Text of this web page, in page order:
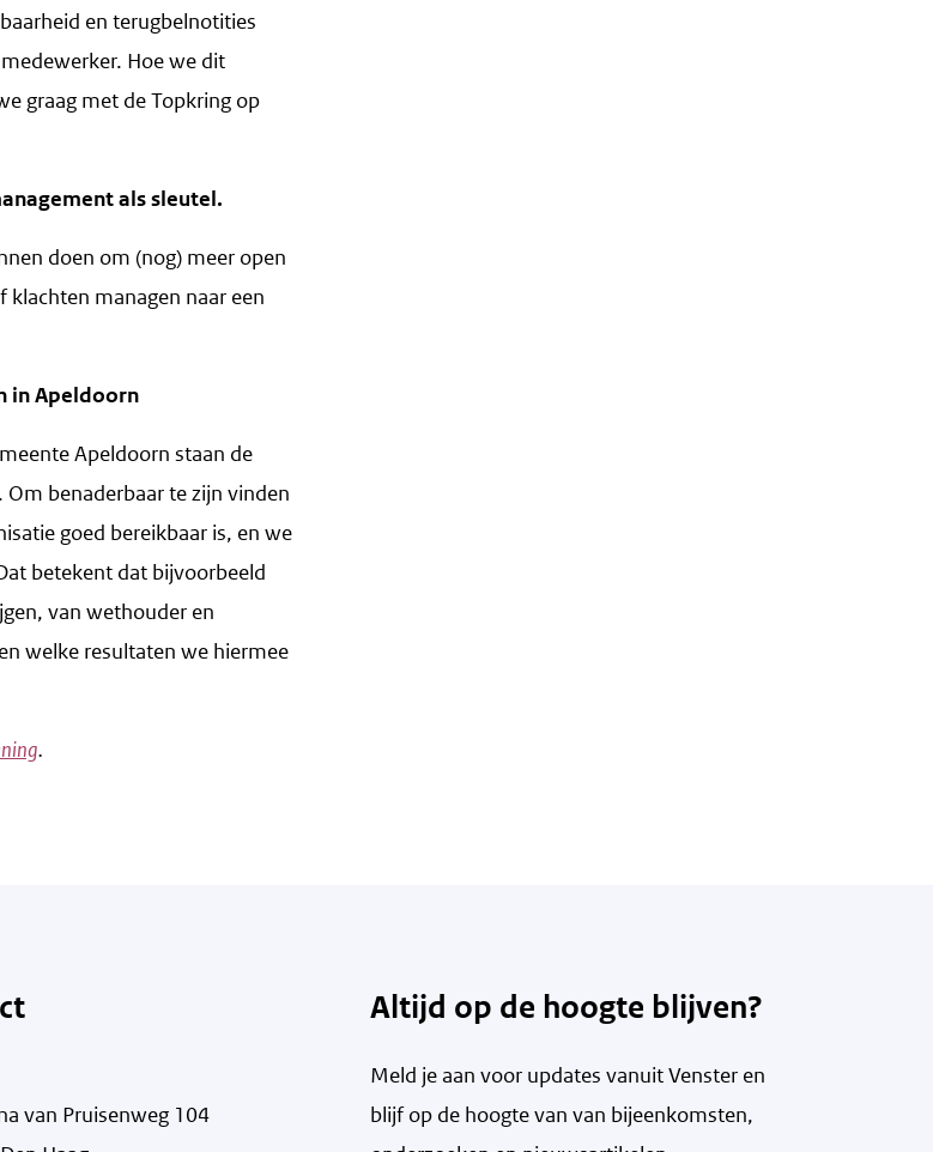
en terugbelnotities
Hoe we dit
graag met de Topkring op
als sleutel.
doen om (nog) meer open
managen naar een
in Apeldoorn
Apeldoorn staan de
benaderbaar te zijn vinden
goed bereikbaar is, en we
betekent dat bijvoorbeeld
van wethouder en
welke resultaten we hiermee
.
van Pruisenweg 104
Altijd op de hoogte blijven?
Meld je aan voor updates vanuit Venster en
blijf op de hoogte van van bijeenkomsten,